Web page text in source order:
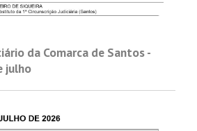
da Comarca de Santos -
julho